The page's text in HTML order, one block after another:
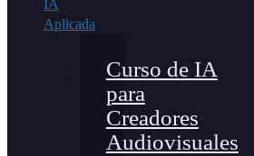
IA
Aplicada
Curso de IA
para
Creadores
Audiovisuales